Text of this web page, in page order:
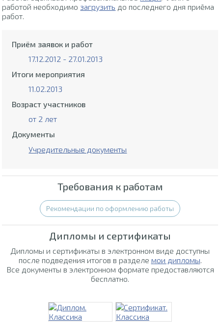
работой необходимо загрузить до последнего дня приёма
работ.
Приём заявок и работ
17.12.2012 - 27.01.2013
Итоги мероприятия
11.02.2013
Возраст участников
от 2 лет
Документы
Учредительные документы
Требования к работам
Рекомендации по оформлению работы
Дипломы и сертификаты
Дипломы и сертификаты в электронном виде доступны
после подведения итогов в разделе мои дипломы.
Все документы в электронном формате предоставляются
бесплатно.